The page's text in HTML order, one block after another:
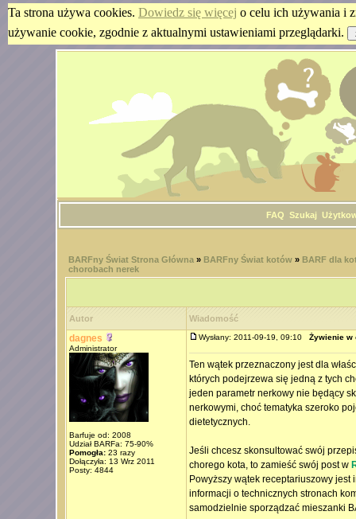
Ta strona używa cookies. Dowiedz się więcej o celu ich używania i
używanie cookie, zgodnie z aktualnymi ustawieniami przeglądarki.
FAQ Szukaj
BARFny Świat Strona Główna» BARFny Świat kotów» BARF dla
chorobach nerek
Autor Wiadomość
dagnes
Administrator
Barfuje od: 2008
Udział BARFa: 75-90%
Pomogła:23 razy
Dołączyła: 13 Wrz 2011
Posty: 4844
Wysłany: 2011-09-19, 09:10 Żywienie w
Ten wątek przeznaczony jest dla
których podejrzewa się jedną z tych
jeden parametr nerkowy nie będący
nerkowymi, choć tematyka szeroko
dietetycznych.
Jeśli chcesz skonsultować swój
chorego kota, to zamieść swój post w
Powyższy wątek receptariuszowy
informacji o technicznych stronach
samodzielnie sporządzać mieszanki